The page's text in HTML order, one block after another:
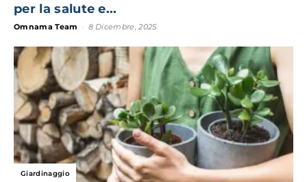
per la salute e...
Omnama Team 8 Dicembre, 2025
Giardinaggio